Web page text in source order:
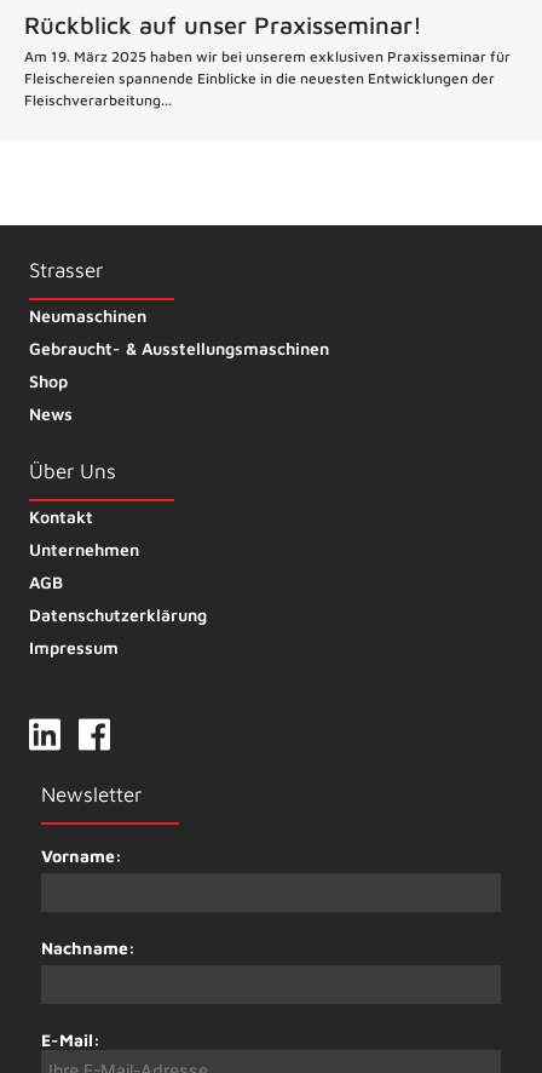
Rückblick auf unser Praxisseminar!
Am 19. März 2025 haben wir bei unserem exklusiven Praxisseminar für
Fleischereien spannende Einblicke in die neuesten Entwicklungen der
Fleischverarbeitung...
Strasser
Neumaschinen
Gebraucht- & Ausstellungsmaschinen
Shop
News
Über Uns
Kontakt
Unternehmen
AGB
Datenschutzerklärung
Impressum
Newsletter
Vorname:
Nachname:
E-Mail: